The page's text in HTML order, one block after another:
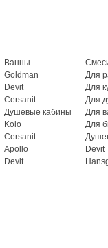
Ванны
Goldman
Devit
Cersanit
Душевые кабины
Kolo
Cersanit
Apollo
Devit
Для
Для
Для
Для
Для
Devit